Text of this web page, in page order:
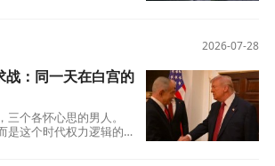
2026-07-28
战：同一天在白宫的
个各怀心思的男人。
是这个时代权力逻辑的缩